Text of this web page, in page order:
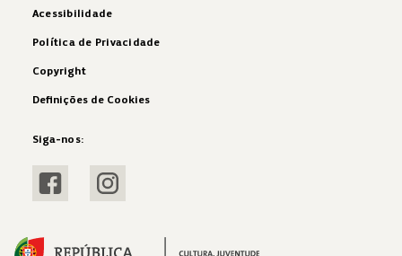
Acessibilidade
Política de Privacidade
Copyright
Definições de Cookies
Siga-nos:
Visitar FacebookVisitar Instagram